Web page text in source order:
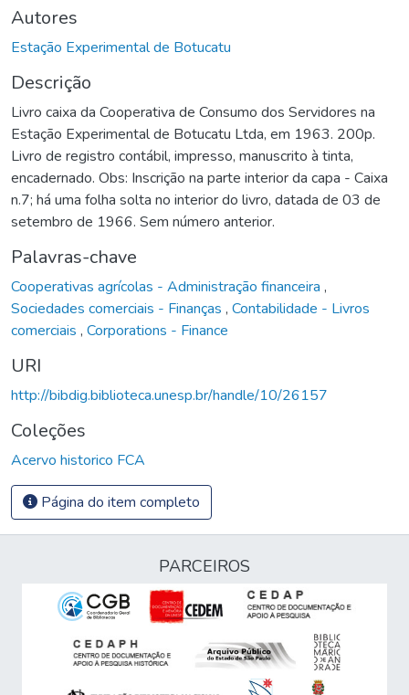
Autores
Estação Experimental de Botucatu
Descrição
Livro caixa da Cooperativa de Consumo dos Servidores na
Estação Experimental de Botucatu Ltda, em 1963. 200p.
Livro de registro contábil, impresso, manuscrito à tinta,
encadernado. Obs: Inscrição na parte interior da capa - Caixa
n.7; há uma folha solta no interior do livro, datada de 03 de
setembro de 1966. Sem número anterior.
Palavras-chave
Cooperativas agrícolas - Administração financeira ,
Sociedades comerciais - Finanças , Contabilidade - Livros
comerciais , Corporations - Finance
URI
http://bibdig.biblioteca.unesp.br/handle/10/26157
Coleções
Acervo historico FCA
Página do item completo
PARCEIROS